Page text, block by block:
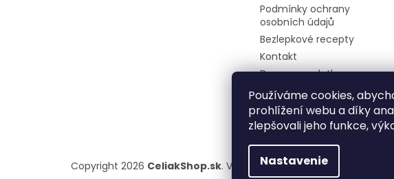
Používáme cookies,
prohlížení webu a díky
zlepšovali jeho funkce,
Nastavenie
Podmínky ochrany
osobních údajů
Bezlepkové recepty
Kontakt
Doprava a platba
Rady a tipy
Copyright 2026 CeliakShop.sk. Všetky práva vyhradené.